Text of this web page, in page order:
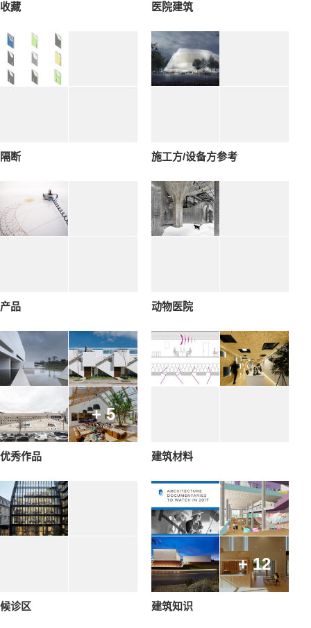
收藏 医院建筑
隔断 施工方/设备方参考
产品 动物医院
+ 5
优秀作品 建筑材料
候诊区
+ 12
建筑知识